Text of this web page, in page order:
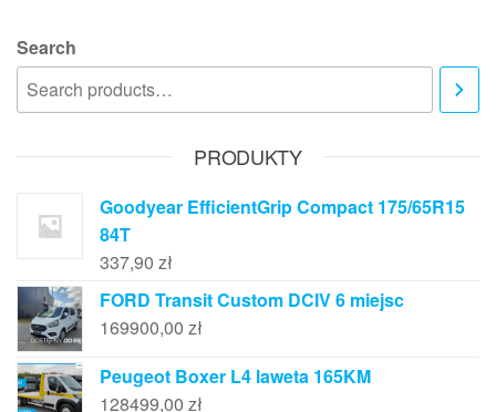
Search
PRODUKTY
Goodyear EfficientGrip Compact 175/65R15
84T
337,90 zł
FORD Transit Custom DCIV 6 miejsc
169900,00 zł
Peugeot Boxer L4 laweta 165KM
128499,00 zł